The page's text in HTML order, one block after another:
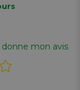
donne mon avis